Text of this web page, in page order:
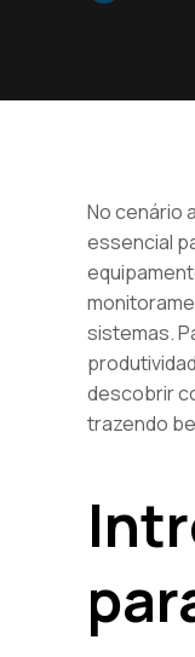
No cenário
essencial
sistemas.
descobrir
trazendo